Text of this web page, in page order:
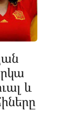
և